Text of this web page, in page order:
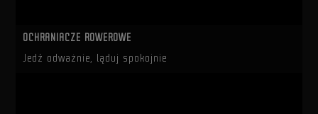
OCHRANIACZE ROWEROWE
Jedź odważnie, ląduj spokojnie